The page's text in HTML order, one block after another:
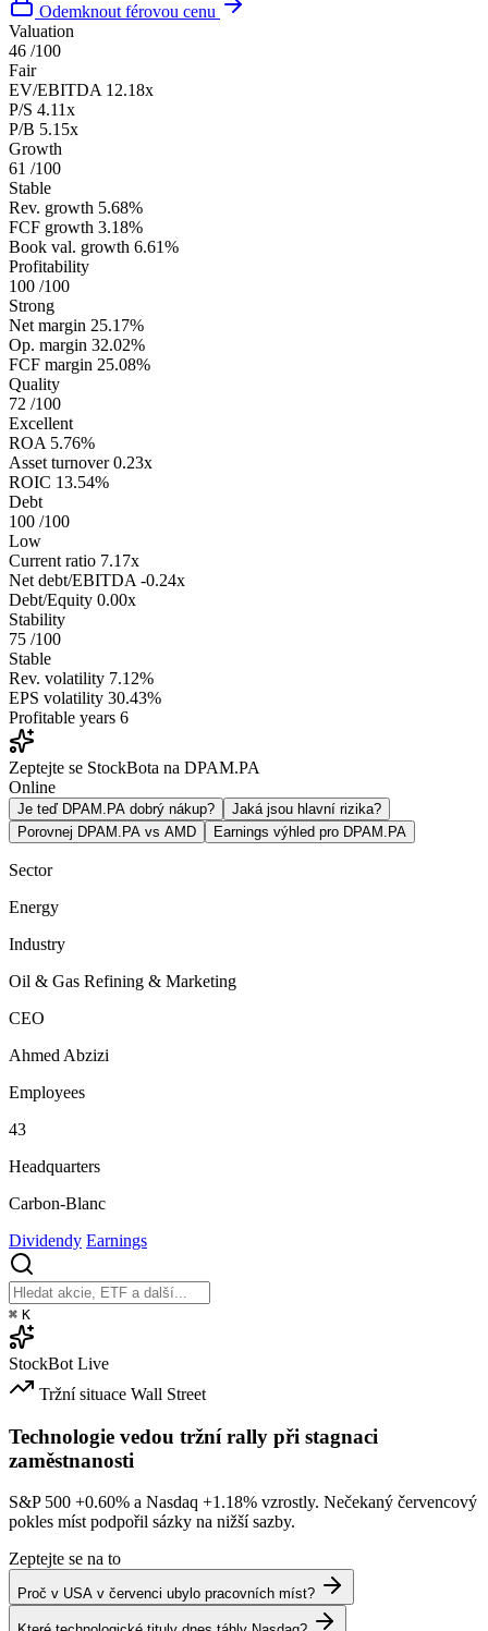
Odemknout férovou cenu
Valuation
46 /100
Fair
EV/EBITDA 12.18x
P/S 4.11x
P/B 5.15x
Growth
61 /100
Stable
Rev. growth 5.68%
FCF growth 3.18%
Book val. growth 6.61%
Profitability
100 /100
Strong
Net margin 25.17%
Op. margin 32.02%
FCF margin 25.08%
Quality
72 /100
Excellent
ROA 5.76%
Asset turnover 0.23x
ROIC 13.54%
Debt
100 /100
Low
Current ratio 7.17x
Net debt/EBITDA -0.24x
Debt/Equity 0.00x
Stability
75 /100
Stable
Rev. volatility 7.12%
EPS volatility 30.43%
Profitable years 6
Zeptejte se StockBota na DPAM.PA
Online
Je teď DPAM.PA dobrý nákup?
Jaká jsou hlavní rizika?
Porovnej DPAM.PA vs AMD
Earnings výhled pro DPAM.PA
Sector
Energy
Industry
Oil & Gas Refining & Marketing
CEO
Ahmed Abzizi
Employees
43
Headquarters
Carbon-Blanc
Dividendy Earnings
⌘ K
StockBot Live
Tržní situace Wall Street
Technologie vedou tržní rally při stagnaci
zaměstnanosti
S&P 500 +0.60% a Nasdaq +1.18% vzrostly. Nečekaný červencový
pokles míst podpořil sázky na nižší sazby.
Zeptejte se na to
Proč v USA v červenci ubylo pracovních míst?